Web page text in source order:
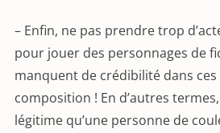
– Enfin, ne pas prendre trop
pour jouer des personnages de
manquent de crédibilité dans
composition ! En d’autres
légitime qu’une personne de